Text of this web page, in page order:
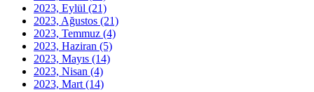
2023, Eylül (21)
2023, Ağustos (21)
2023, Temmuz (4)
2023, Haziran (5)
2023, Mayıs (14)
2023, Nisan (4)
2023, Mart (14)